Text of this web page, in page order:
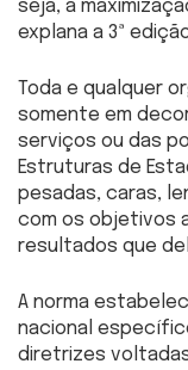
seja, a
explana a 3ª
Toda e qualquer
somente em
serviços ou das
Estruturas de
pesadas, caras,
com os objetivos
resultados que
A norma
nacional
diretrizes